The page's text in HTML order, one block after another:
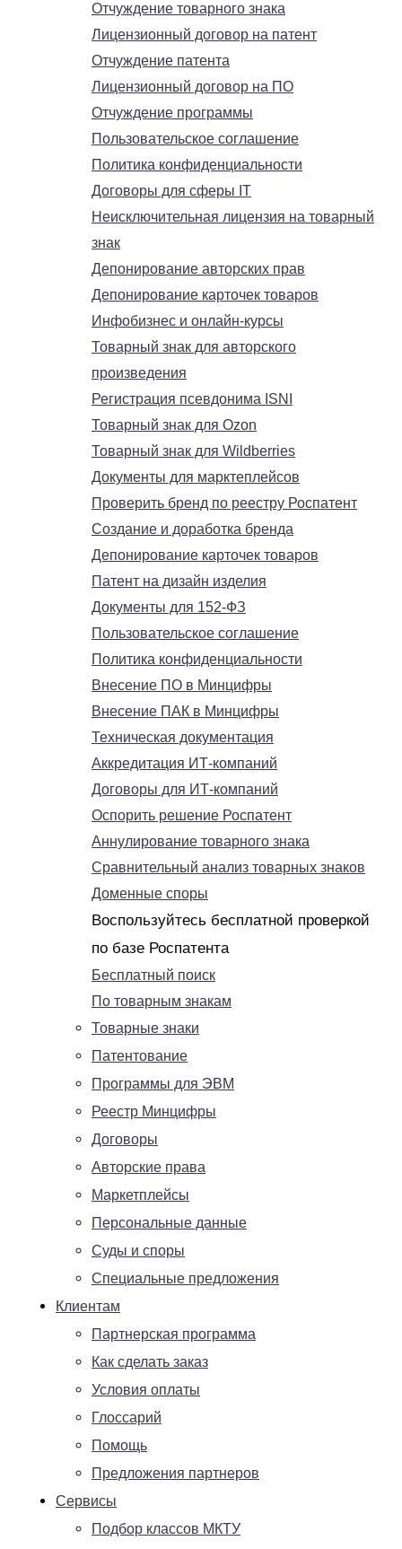
Отчуждение товарного знака
Лицензионный договор на патент
Отчуждение патента
Лицензионный договор на ПО
Отчуждение программы
Пользовательское соглашение
Политика конфиденциальности
Договоры для сферы IT
Неисключительная лицензия на товарный
знак
Депонирование авторских прав
Депонирование карточек товаров
Инфобизнес и онлайн-курсы
Товарный знак для авторского
произведения
Регистрация псевдонима ISNI
Товарный знак для Ozon
Товарный знак для Wildberries
Документы для марктеплейсов
Проверить бренд по реестру Роспатент
Создание и доработка бренда
Депонирование карточек товаров
Патент на дизайн изделия
Документы для 152-ФЗ
Пользовательское соглашение
Политика конфиденциальности
Внесение ПО в Минцифры
Внесение ПАК в Минцифры
Техническая документация
Аккредитация ИТ-компаний
Договоры для ИТ-компаний
Оспорить решение Роспатент
Аннулирование товарного знака
Сравнительный анализ товарных знаков
Доменные споры
Воспользуйтесь бесплатной проверкой
по базе Роспатента
Бесплатный поиск
По товарным знакам
Товарные знаки
Патентование
Программы для ЭВМ
Реестр Минцифры
Договоры
Авторские права
Маркетплейсы
Персональные данные
Суды и споры
Специальные предложения
Клиентам
Партнерская программа
Как сделать заказ
Условия оплаты
Глоссарий
Помощь
Предложения партнеров
Сервисы
Подбор классов МКТУ